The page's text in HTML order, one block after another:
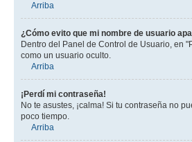
Arriba
¿Cómo evito que mi nombre de usuario
Dentro del Panel de Control de Usuario, en
como un usuario oculto.
Arriba
¡Perdí mi contraseña!
No te asustes, ¡calma! Si tu contraseña no
poco tiempo.
Arriba